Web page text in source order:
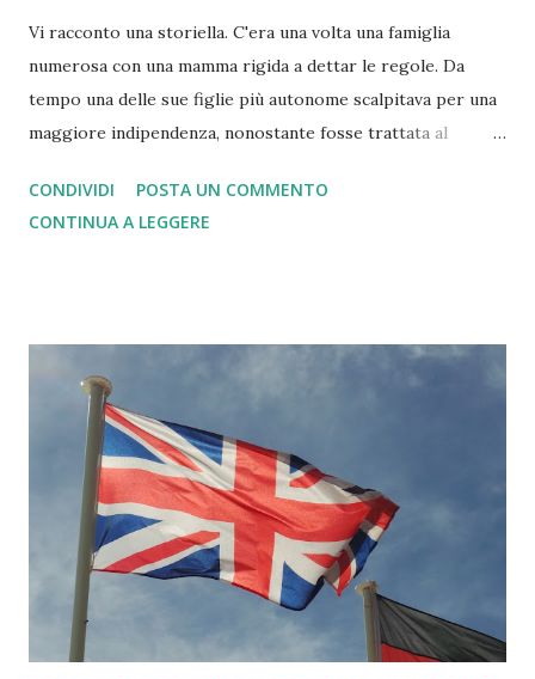
Vi racconto una storiella. C'era una volta una famiglia
numerosa con una mamma rigida a dettar le regole. Da
tempo una delle sue figlie più autonome scalpitava per una
maggiore indipendenza, nonostante fosse trattata al
bramosa di indipendenza decise di andar via di casa. La
mamma la lasciò andare rimanendo rigida e soprattutto
lontano da casa? Fuori casa i pericoli incombono e si può
rimaner soli. Se consideriamo la UE la mamma rigida ed
austera e la Gran Bretagna la figlia indipendente abbiamo la
Brexit. La domanda che mi pongo è come può la UE non far
nulla per trattenere la Gran Bretagna. Siamo alla follia. La
Gran Bretagna andando fuori rischia di trasformarsi in
piccola Bretagna come gi...
CONDIVIDI
POSTA UN COMMENTO
CONTINUA A LEGGERE